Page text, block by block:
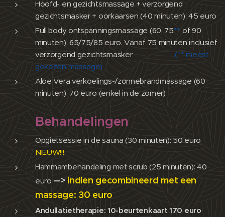
Hoofd- en gezichtsmassage + verzorgend
gezichtsmasker + oorkaarsen (40 minuten): 45 euro
Full body ontspanningsmassage (60, 75** of 90
minuten): 65/75/85 euro. Vanaf 75 minuten inclusief
verzorgend gezichtsmasker (** meest
gekozen massage)
Aloë Vera verkoelings-/zonnebrandmassage (60
minuten): 70 euro (enkel in de zomer)
Behandelingen
Opgietsessie in de sauna (30 minuten): 50 euro
NIEUW!!!
Hammambehandeling met scrub (25 minuten): 40
euro --> indien gecombineerd met een
massage: 30 euro
Andullatietherapie: 10-beurtenkaart 170 euro